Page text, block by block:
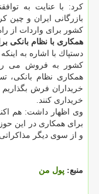
كرد: با عنایت به
بازرگانی ایران و چین
كشور برای واردات از
همكاری با نظام
كشور به فروش می
همكاری نظام بانكی،
خریداران فرش بگذاریم
خریداری كنند.
وی اظهار داشت: هم
برای همكاری در این
و از سوی دیگر
منبع: پول من